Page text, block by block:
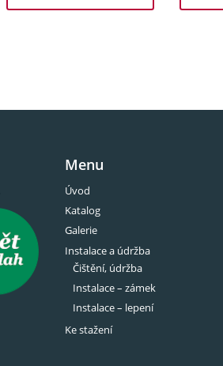
Menu
Úvod
Katalog
Galerie
Instalace a údržba
Čištění, údržba
Instalace – zámek
Instalace – lepení
Ke stažení